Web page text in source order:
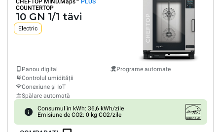
CHEFTOP MIND.Maps™ PLUS
COUNTERTOP
10 GN 1/1 tăvi
Electric
Panou digital
Controlul umidității
Conexiune și IoT
Spălare automată
Programe automate
Consumul în kWh: 36,6 kWh/zile
Emisiune de CO2: 0 kg CO2/zile